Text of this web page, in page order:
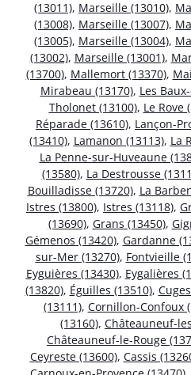
(13011), Marseille (13010),
(13008), Marseille (13007),
(13005), Marseille (13004),
(13002), Marseille (13001),
(13700), Mallemort (13370),
Mirabeau (13170), Les
Tholonet (13100), Le Rove
Réparade (13610), Lançon-
(13410), Lamanon (13113), La
La Penne-sur-Huveaune
(13580), La Destrousse
Bouilladisse (13720), La
Istres (13800), Istres (13118),
(13690), Grans (13450),
Gémenos (13420), Gardanne
sur-Mer (13270), Fontvieille
Eyguières (13430), Eygalières
(13820), Éguilles (13510),
(13111), Cornillon-Confoux
(13160), Châteauneuf-
Châteauneuf-le-Rouge
Ceyreste (13600), Cassis